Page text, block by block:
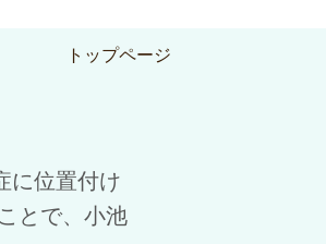
トップページ
に位置付け
とで、 小池